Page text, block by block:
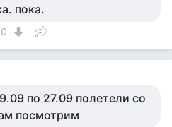
пока.
0
по 27.09 полетели со
посмотрим